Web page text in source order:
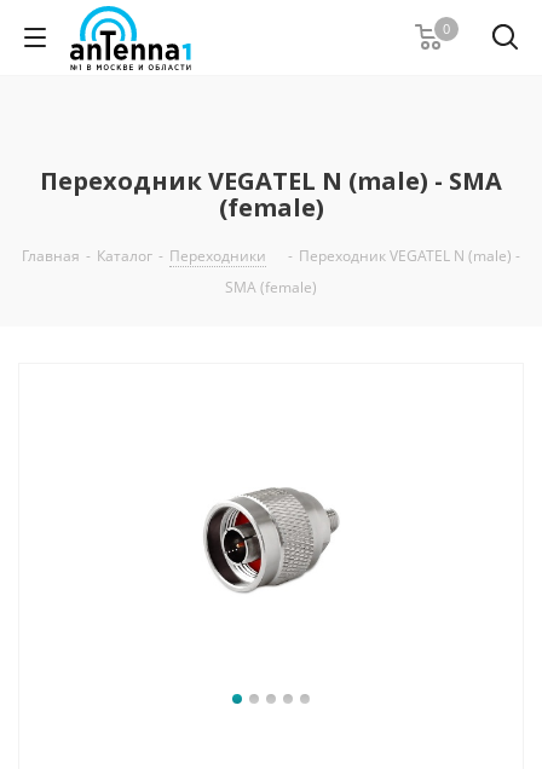
0
Переходник VEGATEL N (male) - SMA
(female)
Главная - Каталог - Переходники - Переходник VEGATEL N (male) -
SMA (female)